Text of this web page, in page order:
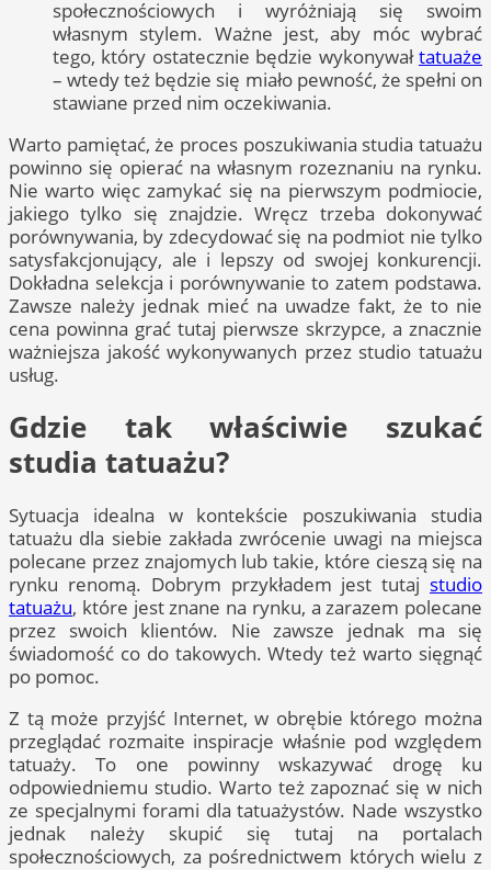
społecznościowych i wyróżniają się swoim
własnym stylem. Ważne jest, aby móc wybrać
tego, który ostatecznie będzie wykonywałtatuaże
– wtedy też będzie się miało pewność, że spełni on
stawiane przed nim oczekiwania.
Warto pamiętać, że proces poszukiwania studia tatuażu
powinno się opierać na własnym rozeznaniu na rynku.
Nie warto więc zamykać się na pierwszym podmiocie,
jakiego tylko się znajdzie. Wręcz trzeba dokonywać
porównywania, by zdecydować się na podmiot nie tylko
satysfakcjonujący, ale i lepszy od swojej konkurencji.
Dokładna selekcja i porównywanie to zatem podstawa.
Zawsze należy jednak mieć na uwadze fakt, że to nie
cena powinna grać tutaj pierwsze skrzypce, a znacznie
ważniejsza jakość wykonywanych przez studio tatuażu
usług.
Gdzie tak właściwie szukać
studia tatuażu?
Sytuacja idealna w kontekście poszukiwania studia
tatuażu dla siebie zakłada zwrócenie uwagi na miejsca
polecane przez znajomych lub takie, które cieszą się na
rynku renomą. Dobrym przykładem jest tutaj studio
tatuażu, które jest znane na rynku, a zarazem polecane
przez swoich klientów. Nie zawsze jednak ma się
świadomość co do takowych. Wtedy też warto sięgnąć
po pomoc.
Z tą może przyjść Internet, w obrębie którego można
przeglądać rozmaite inspiracje właśnie pod względem
tatuaży. To one powinny wskazywać drogę ku
odpowiedniemu studio. Warto też zapoznać się w nich
ze specjalnymi forami dla tatuażystów. Nade wszystko
jednak należy skupić się tutaj na portalach
społecznościowych, za pośrednictwem których wielu z